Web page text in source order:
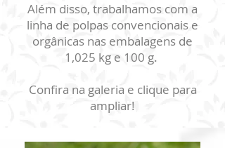
Além disso, trabalhamos com a
linha de polpas convencionais e
orgânicas nas embalagens de
1,025 kg e 100 g.
Confira na galeria e clique para
ampliar!